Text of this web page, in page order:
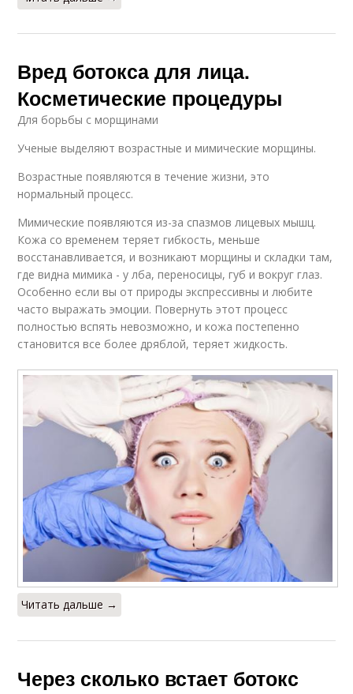
Вред ботокса для лица.
Косметические процедуры
Для борьбы с морщинами
Ученые выделяют возрастные и мимические морщины.
Возрастные появляются в течение жизни, это
нормальный процесс.
Мимические появляются из-за спазмов лицевых мышц.
Кожа со временем теряет гибкость, меньше
восстанавливается, и возникают морщины и складки там,
где видна мимика - у лба, переносицы, губ и вокруг глаз.
Особенно если вы от природы экспрессивны и любите
часто выражать эмоции. Повернуть этот процесс
полностью вспять невозможно, и кожа постепенно
становится все более дряблой, теряет жидкость.
Читать дальше →
Через сколько встает ботокс